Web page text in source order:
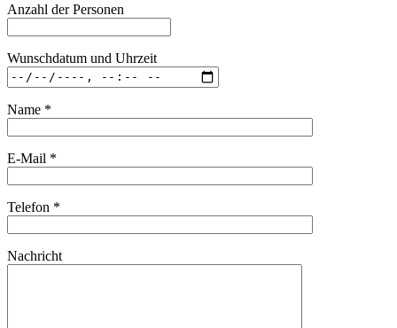
Anzahl der Personen
Wunschdatum und Uhrzeit
Name *
E-Mail *
Telefon *
Nachricht